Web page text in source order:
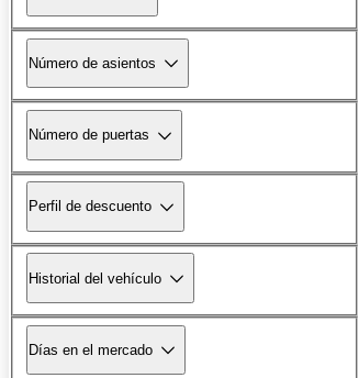
Número de asientos
Número de puertas
Perfil de descuento
Historial del vehículo
Días en el mercado